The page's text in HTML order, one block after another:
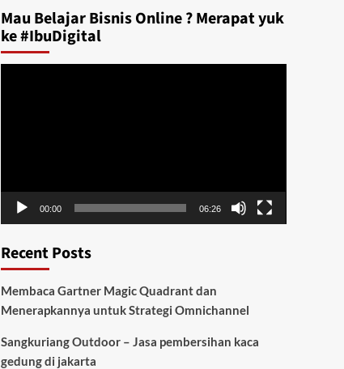
Mau Belajar Bisnis Online ? Merapat yuk
ke #IbuDigital
00:00 06:26
Recent Posts
Membaca Gartner Magic Quadrant dan
Menerapkannya untuk Strategi Omnichannel
Sangkuriang Outdoor – Jasa pembersihan kaca
gedung di jakarta